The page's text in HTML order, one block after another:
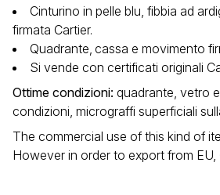
Cinturino in pelle blu, fibbia ad
firmata Cartier.
Quadrante‚ cassa e movimento
Si vende con certificati originali
Ottime condizioni: quadrante, vetro
condizioni, micrograffi superficiali
The commercial use of this kind of
However in order to export from EU,